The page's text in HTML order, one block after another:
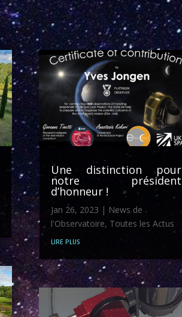
Une distinction pour
notre président
d’honneur !
Jan 26, 2023 | News de
l'Observatoire, Toutes les Actus
lire plus